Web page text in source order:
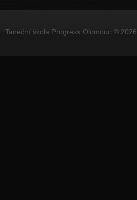
Taneční škola Progress Olomouc © 2026